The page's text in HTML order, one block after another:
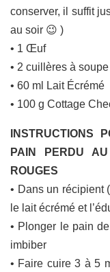
conserver, il suffit
au soir 😉 )
• 1 Œuf
• 2 cuillères à
• 60 ml Lait Écrémé
• 100 g Cottage
INSTRUCTIONS
PAIN PERDU
ROUGES
• Dans un récipient
le lait écrémé et
• Plonger le pain
imbiber
• Faire cuire 3 à 5